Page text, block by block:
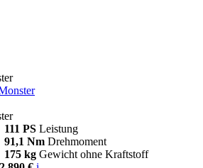
111 PS Leistung
91,1 Nm Drehmoment
175 kg Gewicht ohne Kraftstoff